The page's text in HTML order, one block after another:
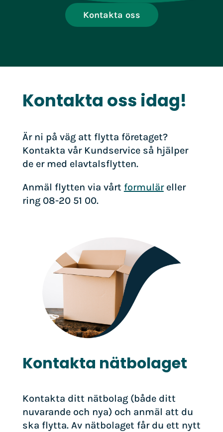
Kontakta oss
Kontakta oss idag!
Är ni på väg att flytta företaget?
Kontakta vår Kundservice så hjälper
de er med elavtalsflytten.
Anmäl flytten via vårt formuläreller
ring 08-20 51 00.
Kontakta nätbolaget
Kontakta ditt nätbolag (både ditt
nuvarande och nya) och anmäl att du
ska flytta. Av nätbolaget får du ett nytt